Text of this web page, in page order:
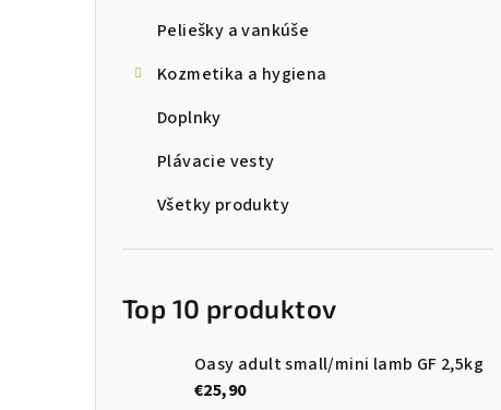
Peliešky a vankúše
Kozmetika a hygiena
Doplnky
Plávacie vesty
Všetky produkty
Top 10 produktov
Oasy adult small/mini lamb GF 2,5kg
€25,90